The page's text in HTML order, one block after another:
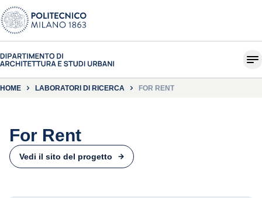
HOME LABORATORI DI RICERCA FOR RENT
For Rent
Vedi il sito del progetto